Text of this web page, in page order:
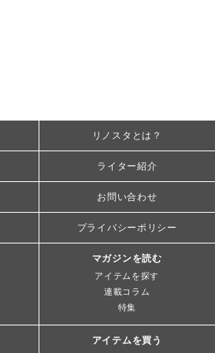
リノスタとは？
ライター紹介
お問い合わせ
プライバシーポリシー
マガジンを読む
アイテムを探す
連載コラム
特集
アイテムを買う